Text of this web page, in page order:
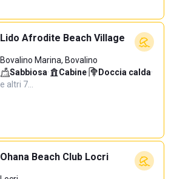
Lido Afrodite Beach Village
Bovalino Marina, Bovalino
Sabbiosa· Cabine· Doccia calda·
e altri 7…
Ohana Beach Club Locri